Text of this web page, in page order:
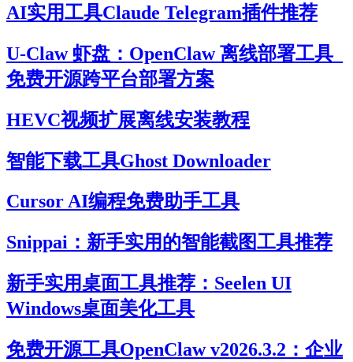
AI实用工具Claude Telegram插件推荐
U-Claw 虾盘：OpenClaw 离线部署工具_
免费开源跨平台部署方案
HEVC视频扩展离线安装教程
智能下载工具Ghost Downloader
Cursor AI编程免费助手工具
Snippai：新手实用的智能截图工具推荐
新手实用桌面工具推荐：Seelen UI
Windows桌面美化工具
免费开源工具OpenClaw v2026.3.2：企业